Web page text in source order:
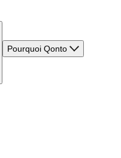
Pourquoi Qonto